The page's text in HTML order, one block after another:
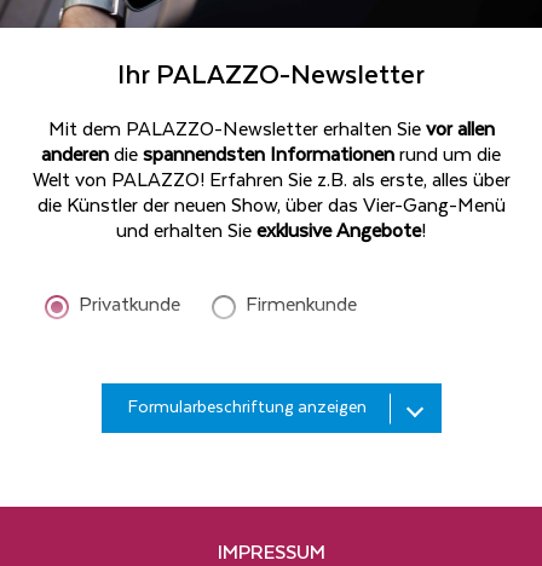
Ihr PALAZZO-Newsletter
Mit dem PALAZZO-Newsletter erhalten Sievor allen
anderendiespannendsten Informationenrund um die
Welt von PALAZZO! Erfahren Sie z.B. als erste, alles über
die Künstler der neuen Show, über das Vier-Gang-Menü
und erhalten Sieexklusive Angebote!
Privatkunde Firmenkunde
ein*
geben
Formularbeschriftung anzeigen
IMPRESSUM